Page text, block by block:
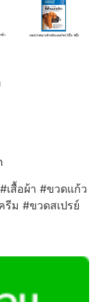
เสื้อผ้า #ขวดแก้ว
ม #ขวดสเปรย์